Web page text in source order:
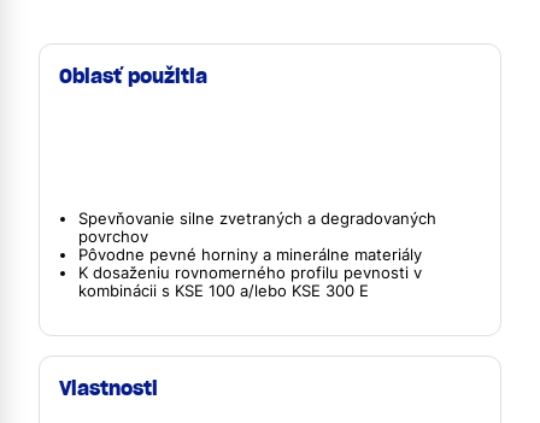
Oblasť použitia
Spevňovanie silne zvetraných a degradovaných
povrchov
Pôvodne pevné horniny a minerálne materiály
K dosaženiu rovnomerného profilu pevnosti v
kombinácii s KSE 100 a/lebo KSE 300 E
Vlastnosti